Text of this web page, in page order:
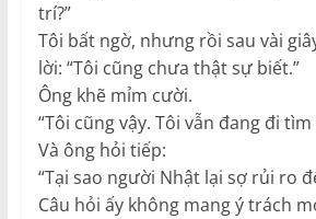
trí?”
Tôi bất ngờ, nhưng rồi sau vài
lời: “Tôi cũng chưa thật sự biết.”
Ông khẽ mỉm cười.
“Tôi cũng vậy. Tôi vẫn đang đi
Và ông hỏi tiếp:
“Tại sao người Nhật lại sợ rủi ro
Câu hỏi ấy không mang ý trách